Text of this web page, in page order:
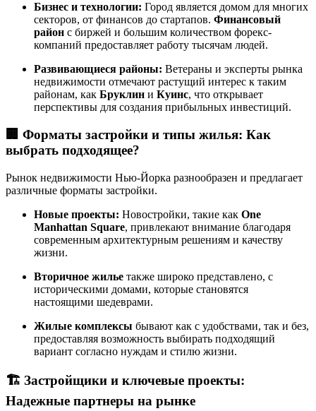
Бизнес и технологии: Город является домом для многих
секторов, от финансов до стартапов. Финансовый
район с биржей и большим количеством форекс-
компаний предоставляет работу тысячам людей.
Развивающиеся районы: Ветераны и эксперты рынка
недвижимости отмечают растущий интерес к таким
районам, как Бруклин и Куинс, что открывает
перспективы для создания прибыльных инвестиций.
🏢 Форматы застройки и типы жилья: Как
выбрать подходящее?
Рынок недвижимости Нью-Йорка разнообразен и предлагает
различные форматы застройки.
Новые проекты: Новостройки, такие как One
Manhattan Square, привлекают внимание благодаря
современным архитектурным решениям и качеству
жизни.
Вторичное жилье также широко представлено, с
историческими домами, которые становятся
настоящими шедеврами.
Жилые комплексы бывают как с удобствами, так и без,
предоставляя возможность выбирать подходящий
вариант согласно нуждам и стилю жизни.
🏗️ Застройщики и ключевые проекты:
Надежные партнеры на рынке